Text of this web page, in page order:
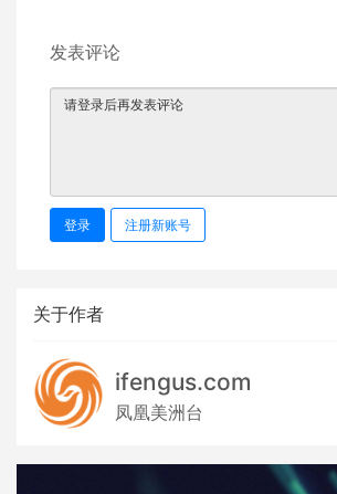
发表评论
登录 注册新账号
关于作者
ifengus.com
凤凰美洲台